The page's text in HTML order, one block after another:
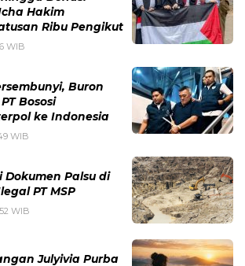
Hakim
Ribu Pengikut
WIB
Buron
Bososi
ke Indonesia
WIB
Dokumen Palsu di
PT MSP
WIB
Julyivia Purba